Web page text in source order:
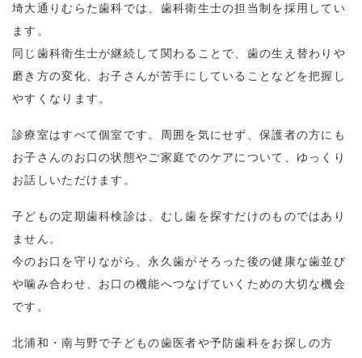
埼大通りむらた歯科では、歯科衛生士の担当制を採用してい
ます。
同じ歯科衛生士が継続して関わることで、歯の生え替わりや
磨き方の変化、お子さんが苦手にしていることなどを把握し
やすくなります。
診療室はすべて個室です。周囲を気にせず、保護者の方にも
お子さんのお口の状態やご家庭でのケアについて、ゆっくり
お話しいただけます。
子どもの定期歯科検診は、むし歯を探すだけのものではあり
ません。
今のお口を守りながら、永久歯がそろった後の健康な歯並び
や噛み合わせ、お口の機能へつなげていくための大切な機会
です。
北浦和・南与野で子どもの歯医者や予防歯科をお探しの方